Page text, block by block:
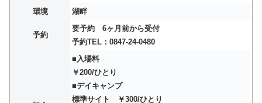
環境
湖畔
予約
要予約 6ヶ月前から受付
予約TEL：0847-24-0480
■入場料
￥200/ひとり
■デイキャンプ
標準サイト ￥300/ひとり